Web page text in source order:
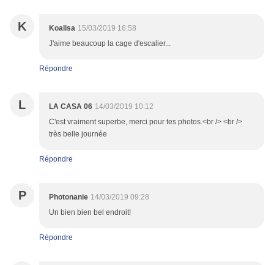
K Koalisa 15/03/2019 16:58
J'aime beaucoup la cage d'escalier...
Répondre
L LA CASA 06 14/03/2019 10:12
C'est vraiment superbe, merci pour tes photos.<br /> <br />
très belle journée
Répondre
P Photonanie 14/03/2019 09:28
Un bien bien bel endroit!
Répondre